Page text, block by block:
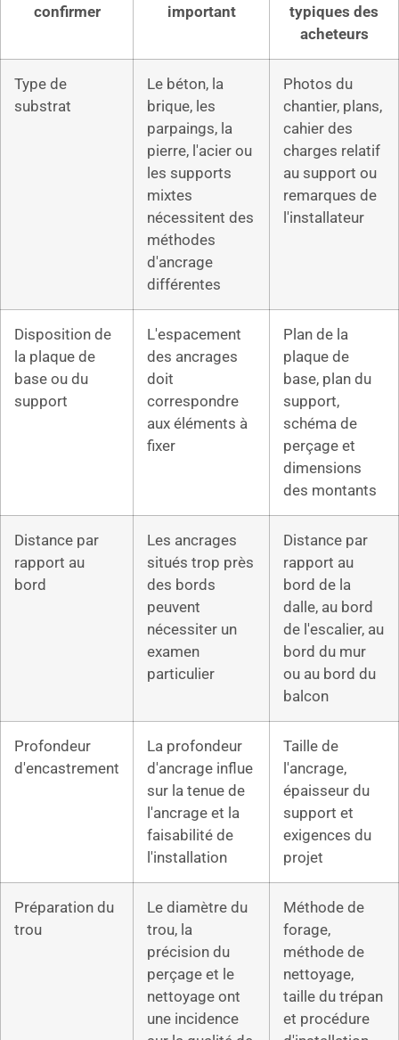
confirmer
important
typiques des
acheteurs
Type de
substrat
Le béton, la
brique, les
parpaings, la
pierre, l'acier ou
les supports
mixtes
nécessitent des
méthodes
d'ancrage
différentes
Photos du
chantier, plans,
cahier des
charges relatif
au support ou
remarques de
l'installateur
Disposition de
la plaque de
base ou du
support
L'espacement
des ancrages
doit
correspondre
aux éléments à
fixer
Plan de la
plaque de
base, plan du
support,
schéma de
perçage et
dimensions
des montants
Distance par
rapport au
bord
Les ancrages
situés trop près
des bords
peuvent
nécessiter un
examen
particulier
Distance par
rapport au
bord de la
dalle, au bord
de l'escalier, au
bord du mur
ou au bord du
balcon
Profondeur
d'encastrement
La profondeur
d'ancrage influe
sur la tenue de
l'ancrage et la
faisabilité de
l'installation
Taille de
l'ancrage,
épaisseur du
support et
exigences du
projet
Préparation du
trou
Le diamètre du
trou, la
précision du
perçage et le
nettoyage ont
une incidence
Méthode de
forage,
méthode de
nettoyage,
taille du trépan
et procédure